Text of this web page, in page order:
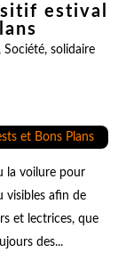
estival
Société, solidaire
la voilure pour
visibles afin de
et lectrices, que
des...